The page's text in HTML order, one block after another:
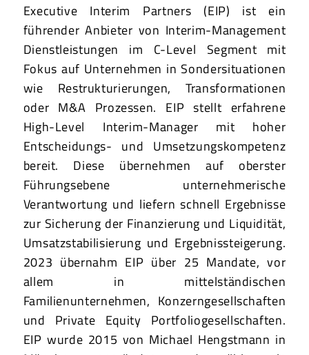
Executive Interim Partners (EIP) ist ein
führender Anbieter von Interim-Management
Dienstleistungen im C-Level Segment mit
Fokus auf Unternehmen in Sondersituationen
wie Restrukturierungen, Transformationen
oder M&A Prozessen. EIP stellt erfahrene
High-Level Interim-Manager mit hoher
Entscheidungs- und Umsetzungskompetenz
bereit. Diese übernehmen auf oberster
Führungsebene unternehmerische
Verantwortung und liefern schnell Ergebnisse
zur Sicherung der Finanzierung und Liquidität,
Umsatzstabilisierung und Ergebnissteigerung.
2023 übernahm EIP über 25 Mandate, vor
allem in mittelständischen
Familienunternehmen, Konzerngesellschaften
und Private Equity Portfoliogesellschaften.
EIP wurde 2015 von Michael Hengstmann in